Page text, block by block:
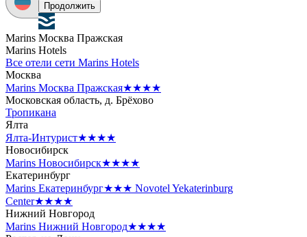
Продолжить
Marins Москва Пражская
Marins Hotels
Все отели сети Marins Hotels
Москва
Marins Москва Пражская★★★★
Московская область, д. Брёхово
Тропикана
Ялта
Ялта-Интурист★★★★
Новосибирск
Marins Новосибирск★★★★
Екатеринбург
Marins Екатеринбург★★★ Novotel Yekaterinburg
Center★★★★
Нижний Новгород
Marins Нижний Новгород★★★★